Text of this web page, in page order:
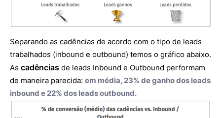
Separando as cadências de acordo com o tipo de leads
trabalhados (inbound e outbound) temos o gráfico abaixo.
As cadências de leads Inbound e Outbound performam
de maneira parecida: em média, 23% de ganho dos leads
inbound e 22% dos leads outbound.